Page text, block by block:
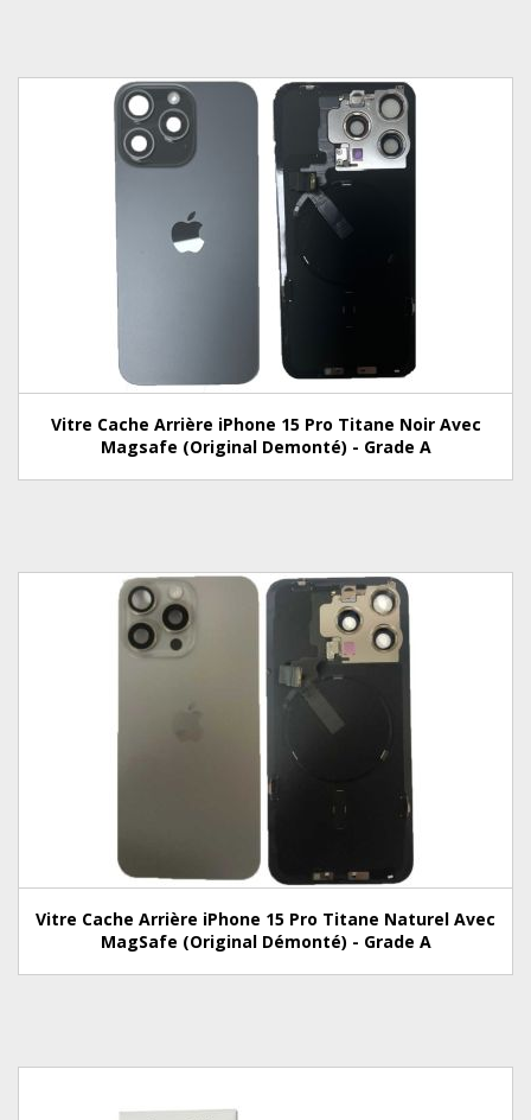
Vitre Cache Arrière iPhone 15 Pro Titane Noir Avec
Magsafe (Original Demonté) - Grade A
Vitre Cache Arrière iPhone 15 Pro Titane Naturel Avec
MagSafe (Original Démonté) - Grade A